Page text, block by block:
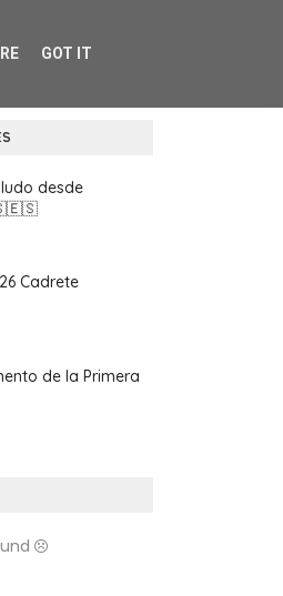
desde
Cadrete
de la Primera
GOT IT